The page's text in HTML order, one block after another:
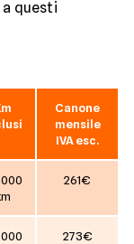
a questi
Canone
mensile
IVA esc.
261€
273€